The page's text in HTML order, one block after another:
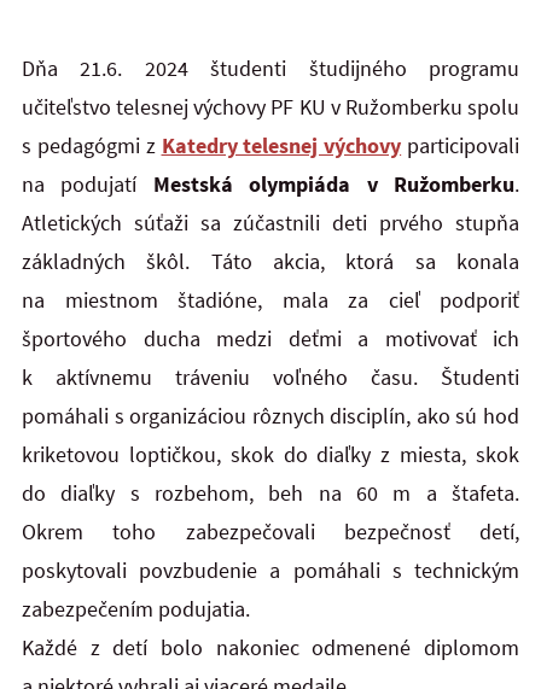
Dňa 21.6. 2024 študenti študijného programu
učiteľstvo telesnej výchovy PF KU v Ružomberku spolu
s pedagógmi z Katedry telesnej výchovy participovali
na podujatí Mestská olympiáda v Ružomberku.
Atletických súťaži sa zúčastnili deti prvého stupňa
základných škôl. Táto akcia, ktorá sa konala
na miestnom štadióne, mala za cieľ podporiť
športového ducha medzi deťmi a motivovať ich
k aktívnemu tráveniu voľného času. Študenti
pomáhali s organizáciou rôznych disciplín, ako sú hod
kriketovou loptičkou, skok do diaľky z miesta, skok
do diaľky s rozbehom, beh na 60 m a štafeta.
Okrem toho zabezpečovali bezpečnosť detí,
poskytovali povzbudenie a pomáhali s technickým
zabezpečením podujatia.
Každé z detí bolo nakoniec odmenené diplomom